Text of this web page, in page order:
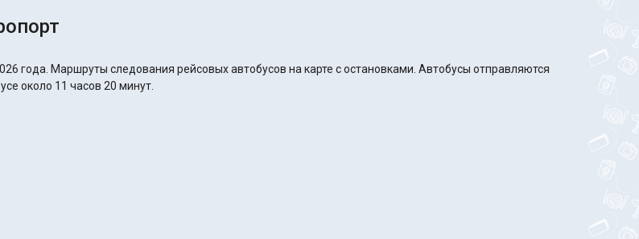
года. Маршруты следования рейсовых автобусов на карте с остановками. Автобусы отправляются
около 11 часов 20 минут.